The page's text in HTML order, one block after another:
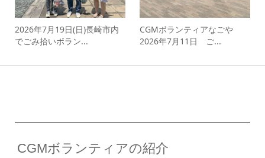
2026年7月19日(日)長崎市内
でごみ拾いボラン...
CGMボランティアなごや
2026年7月11日 ご...
CGMボランティアの紹介